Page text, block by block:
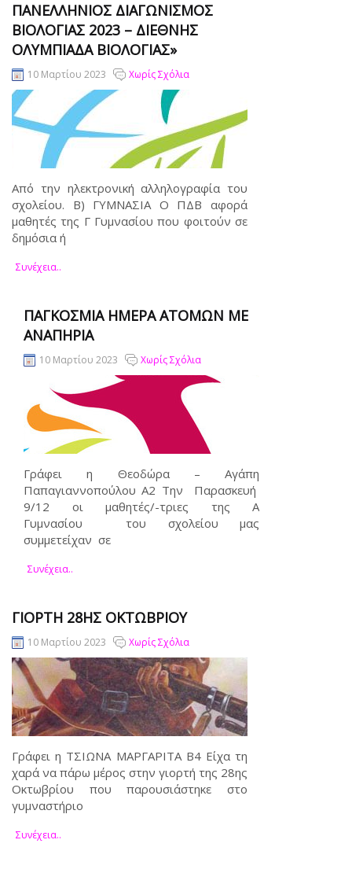
ΠΑΝΕΛΛΉΝΙΟΣ ΔΙΑΓΩΝΙΣΜΌΣ
ΒΙΟΛΟΓΊΑΣ 2023 – ΔΙΕΘΝΉΣ
ΟΛΥΜΠΙΆΔΑ ΒΙΟΛΟΓΊΑΣ»
10 Μαρτίου 2023 Χωρίς Σχόλια
Από την ηλεκτρονική αλληλογραφία του
σχολείου. Β) ΓΥΜΝΑΣΙΑ Ο ΠΔΒ αφορά
μαθητές της Γ Γυμνασίου που φοιτούν σε
δημόσια ή
Συνέχεια..
ΠΑΓΚΌΣΜΙΑ ΗΜΈΡΑ ΑΤΌΜΩΝ ΜΕ
ΑΝΑΠΗΡΊΑ
10 Μαρτίου 2023 Χωρίς Σχόλια
Γράφει η Θεοδώρα – Αγάπη
Παπαγιαννοπούλου Α2 Την Παρασκευή
9/12 οι μαθητές/-τριες της Α΄
Γυμνασίου του σχολείου μας
συμμετείχαν σε
Συνέχεια..
ΓΙΟΡΤΗ 28ΗΣ ΟΚΤΩΒΡΙΟΥ
10 Μαρτίου 2023 Χωρίς Σχόλια
Γράφει η ΤΣΙΩΝΑ ΜΑΡΓΑΡΙΤΑ Β4 Είχα τη
χαρά να πάρω μέρος στην γιορτή της 28ης
Οκτωβρίου που παρουσιάστηκε στο
γυμναστήριο
Συνέχεια..